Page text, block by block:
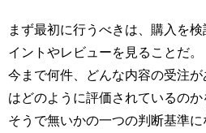
まず最初に行うべきは、購入を
イントやレビューを見ることだ。
今まで何件、どんな内容の受注
はどのように評価されているの
そうで無いかの一つの判断基準に